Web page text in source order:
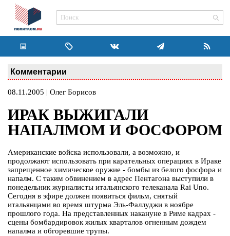
Комментарии
08.11.2005 | Олег Борисов
ИРАК ВЫЖИГАЛИ
НАПАЛМОМ И ФОСФОРОМ
Американские войска использовали, а возможно, и
продолжают использовать при карательных операциях в Ираке
запрещенное химическое оружие - бомбы из белого фосфора и
напалм. С таким обвинением в адрес Пентагона выступили в
понедельник журналисты итальянского телеканала Rai Uno.
Сегодня в эфире должен появиться фильм, снятый
итальянцами во время штурма Эль-Фаллуджи в ноябре
прошлого года. На представленных накануне в Риме кадрах -
сцены бомбардировок жилых кварталов огненным дождем
напалма и обгоревшие трупы.